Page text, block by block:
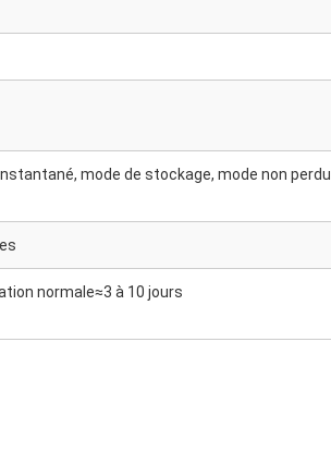
mode de stockage, mode non perdu
normale≈3 à 10 jours